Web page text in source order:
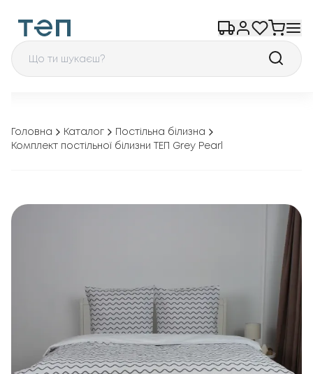
Головна Каталог
Постільна білизна
Комплект постільної білизни ТЕП Grey Pearl